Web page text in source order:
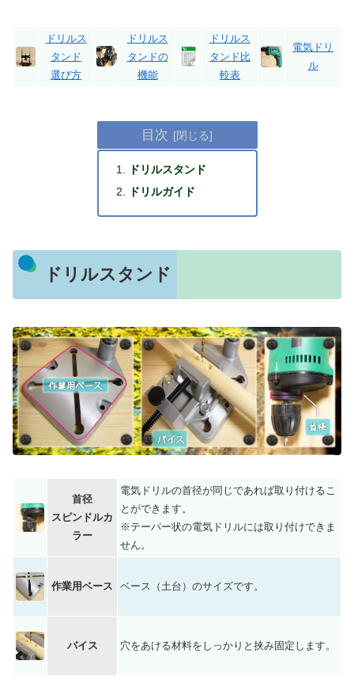
ドリルス
タンド
選び方
ドリルス
タンドの
機能
ドリルス
タンド比
較表
電気ドリ
ル
目次
ドリルスタンド
ドリルガイド
ドリルスタンド
首径
スピンドルカ
ラー
電気ドリルの首径が同じであれば取り付けるこ
とができます。
※テーパー状の電気ドリルには取り付けできま
せん。
作業用ベース ベース（土台）のサイズです。
バイス 穴をあける材料をしっかりと挟み固定します。